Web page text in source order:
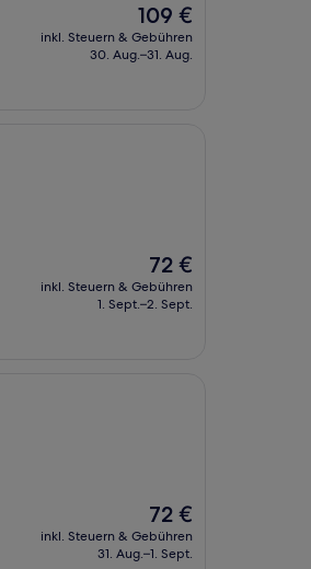
Der
Preis
beträgt
109 €
inkl. Steuern & Gebühren
30. Aug.–31. Aug.
Der
Preis
beträgt
72 €
inkl. Steuern & Gebühren
1. Sept.–2. Sept.
Der
Preis
beträgt
72 €
inkl. Steuern & Gebühren
31. Aug.–1. Sept.